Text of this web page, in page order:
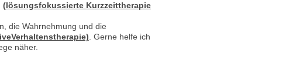
(lösungsfokussierte Kurzzeittherapie
die Wahrnehmung und die
. Gerne helfe ich
näher.